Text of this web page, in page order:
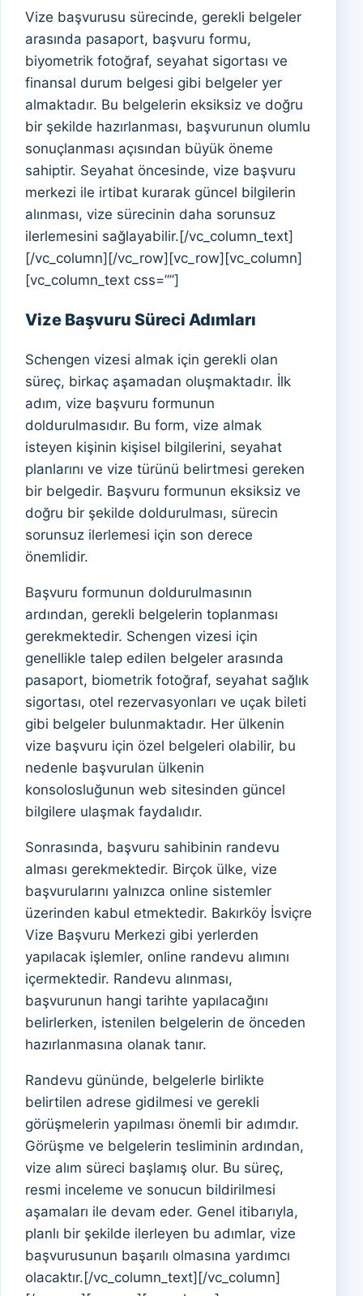
Vize başvurusu sürecinde, gerekli belgeler
arasında pasaport, başvuru formu,
biyometrik fotoğraf, seyahat sigortası ve
finansal durum belgesi gibi belgeler yer
almaktadır. Bu belgelerin eksiksiz ve doğru
bir şekilde hazırlanması, başvurunun olumlu
sonuçlanması açısından büyük öneme
sahiptir. Seyahat öncesinde, vize başvuru
merkezi ile irtibat kurarak güncel bilgilerin
alınması, vize sürecinin daha sorunsuz
ilerlemesini sağlayabilir.[/vc_column_text]
[/vc_column][/vc_row][vc_row][vc_column]
[vc_column_text css=””]
Vize Başvuru Süreci Adımları
Schengen vizesi almak için gerekli olan
süreç, birkaç aşamadan oluşmaktadır. İlk
adım, vize başvuru formunun
doldurulmasıdır. Bu form, vize almak
isteyen kişinin kişisel bilgilerini, seyahat
planlarını ve vize türünü belirtmesi gereken
bir belgedir. Başvuru formunun eksiksiz ve
doğru bir şekilde doldurulması, sürecin
sorunsuz ilerlemesi için son derece
önemlidir.
Başvuru formunun doldurulmasının
ardından, gerekli belgelerin toplanması
gerekmektedir. Schengen vizesi için
genellikle talep edilen belgeler arasında
pasaport, biometrik fotoğraf, seyahat sağlık
sigortası, otel rezervasyonları ve uçak bileti
gibi belgeler bulunmaktadır. Her ülkenin
vize başvuru için özel belgeleri olabilir, bu
nedenle başvurulan ülkenin
konsolosluğunun web sitesinden güncel
bilgilere ulaşmak faydalıdır.
Sonrasında, başvuru sahibinin randevu
alması gerekmektedir. Birçok ülke, vize
başvurularını yalnızca online sistemler
üzerinden kabul etmektedir. Bakırköy İsviçre
Vize Başvuru Merkezi gibi yerlerden
yapılacak işlemler, online randevu alımını
içermektedir. Randevu alınması,
başvurunun hangi tarihte yapılacağını
belirlerken, istenilen belgelerin de önceden
hazırlanmasına olanak tanır.
Randevu gününde, belgelerle birlikte
belirtilen adrese gidilmesi ve gerekli
görüşmelerin yapılması önemli bir adımdır.
Görüşme ve belgelerin tesliminin ardından,
vize alım süreci başlamış olur. Bu süreç,
resmi inceleme ve sonucun bildirilmesi
aşamaları ile devam eder. Genel itibarıyla,
planlı bir şekilde ilerleyen bu adımlar, vize
başvurusunun başarılı olmasına yardımcı
olacaktır.[/vc_column_text][/vc_column]